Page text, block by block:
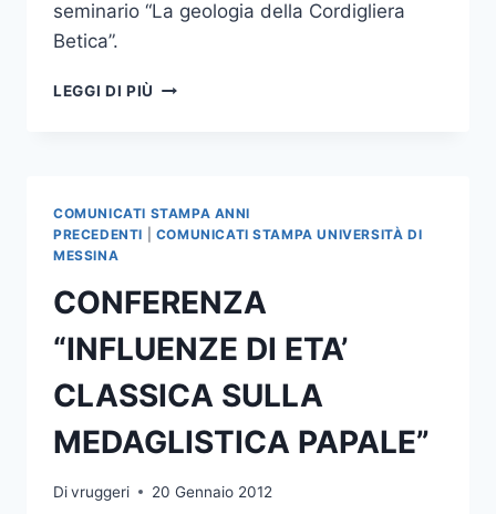
seminario “La geologia della Cordigliera
Betica”.
LEGGI DI PIÙ VISITING
PROF.
ALGARRA
COMUNICATI STAMPA ANNI
PRECEDENTI
COMUNICATI STAMPA UNIVERSITÀ DI
MESSINA
CONFERENZA
“INFLUENZE DI ETA’
CLASSICA SULLA
MEDAGLISTICA PAPALE”
Divruggeri 20 Gennaio 2012